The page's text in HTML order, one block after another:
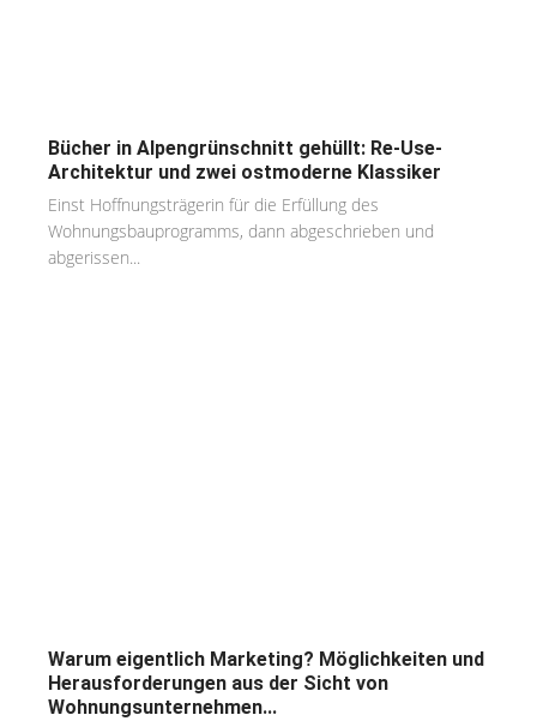
Bücher in Alpengrünschnitt gehüllt: Re-Use-
Architektur und zwei ostmoderne Klassiker
Einst Hoffnungsträgerin für die Erfüllung des
Wohnungsbauprogramms, dann abgeschrieben und
abgerissen...
Warum eigentlich Marketing? Möglichkeiten und
Herausforderungen aus der Sicht von
Wohnungsunternehmen...